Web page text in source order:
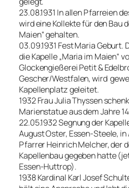
23.08.1931 In allen Pfarreien
wird eine Kollekte für den Bau
Maien“ gehalten.
03.09.1931 Fest Maria Geburt.
die Kapelle „Maria im Maien“
Glockengießerei Petit &
Gescher/Westfalen, wird
Kapellenplatz geleitet.
1932 Frau Julia Thyssen
Marienstatue aus dem Jahre
22.05.1932 Segnung der
August Oster, Essen-Steele,
Pfarrer Heinrich Melcher, der
Kapellenbau gegeben hatte
Essen-Huttrop).
1938 Kardinal Karl Josef